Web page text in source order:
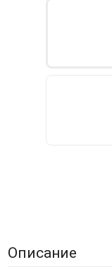
Описание